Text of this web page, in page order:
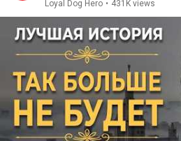
Loyal Dog Hero • 431K views